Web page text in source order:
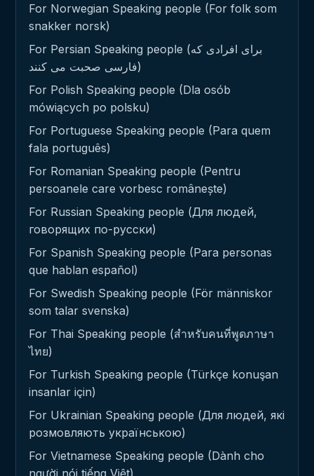
For Norwegian Speaking people (For folk som
snakker norsk)
For Persian Speaking people (برای افرادی که
فارسی صحبت می کنند)
For Polish Speaking people (Dla osób
mówiących po polsku)
For Portuguese Speaking people (Para quem
fala português)
For Romanian Speaking people (Pentru
persoanele care vorbesc românește)
For Russian Speaking people (Для людей,
говорящих по-русски)
For Spanish Speaking people (Para personas
que hablan español)
For Swedish Speaking people (För människor
som talar svenska)
For Thai Speaking people (สำหรับคนที่พูดภาษา
ไทย)
For Turkish Speaking people (Türkçe konuşan
insanlar için)
For Ukrainian Speaking people (Для людей, які
розмовляють українською)
For Vietnamese Speaking people (Dành cho
người nói tiếng Việt)